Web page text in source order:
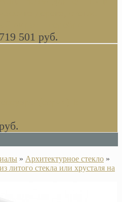
дерева, светло
окрас + серебро
501 руб.
(серия) В
» Архитектурное стекло »
литого стекла или хрусталя на